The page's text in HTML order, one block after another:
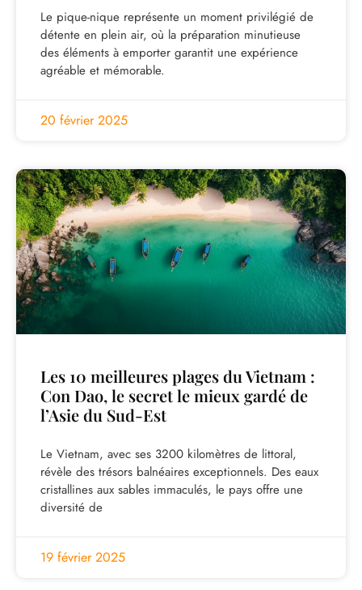
Le pique-nique représente un moment privilégié de
détente en plein air, où la préparation minutieuse
des éléments à emporter garantit une expérience
agréable et mémorable.
20 février 2025
Les 10 meilleures plages du Vietnam :
Con Dao, le secret le mieux gardé de
l’Asie du Sud-Est
Le Vietnam, avec ses 3200 kilomètres de littoral,
révèle des trésors balnéaires exceptionnels. Des eaux
cristallines aux sables immaculés, le pays offre une
diversité de
19 février 2025